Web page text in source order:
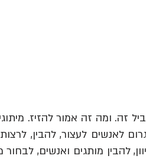
זה. ומה זה אמור להזיז.
לאנשים לעצור, להבין,